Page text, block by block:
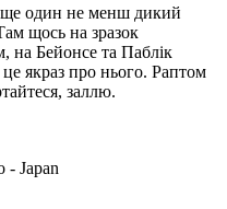
один не менш дикий
щось на зразок
на Бейонсе та Паблік
якраз про нього. Раптом
заллю.
- Japan